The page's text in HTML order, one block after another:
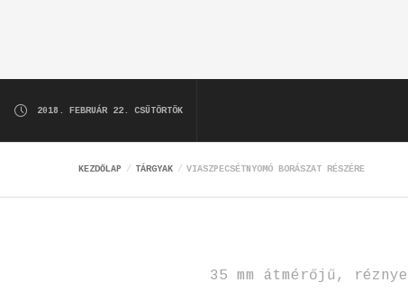
2018. FEBRUÁR 22. CSÜTÖRTÖK
KEZDŐLAP TÁRGYAK VIASZPECSÉTNYOMÓ BORÁSZAT RÉSZÉRE
35 mm átmérőjű,